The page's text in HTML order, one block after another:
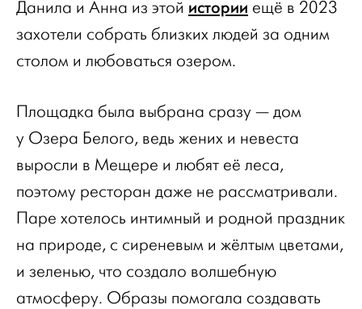
Данила и Анна из этой истории ещё в 2023
захотели собрать близких людей за одним
столом и любоваться озером.
Площадка была выбрана сразу — дом
у Озера Белого, ведь жених и невеста
выросли в Мещере и любят её леса,
поэтому ресторан даже не рассматривали.
Паре хотелось интимный и родной праздник
на природе, с сиреневым и жёлтым цветами,
и зеленью, что создало волшебную
атмосферу. Образы помогала создавать